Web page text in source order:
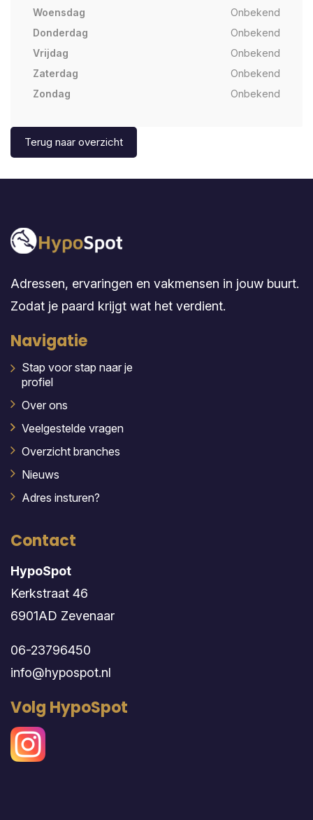
Woensdag
Onbekend
Donderdag
Onbekend
Vrijdag
Onbekend
Zaterdag
Onbekend
Zondag
Onbekend
Terug naar overzicht
Adressen, ervaringen en vakmensen in jouw buurt.
Zodat je paard krijgt wat het verdient.
Navigatie
Stap voor stap naar je
profiel
Over ons
Veelgestelde vragen
Overzicht branches
Nieuws
Adres insturen?
Contact
HypoSpot
Kerkstraat 46
6901AD Zevenaar
06-23796450
info@hypospot.nl
Volg HypoSpot